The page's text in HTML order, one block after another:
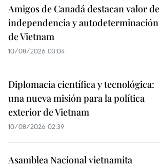
Amigos de Canadá destacan valor de
independencia y autodeterminación
de Vietnam
10/08/2026 03:04
Diplomacia científica y tecnológica:
una nueva misión para la política
exterior de Vietnam
10/08/2026 02:39
Asamblea Nacional vietnamita